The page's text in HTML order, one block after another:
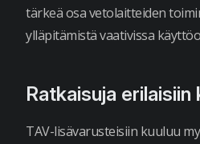
tärkeä osa vetolaitteiden
ylläpitämistä vaativissa
Ratkaisuja
TAV-lisävarusteisiin kuuluu